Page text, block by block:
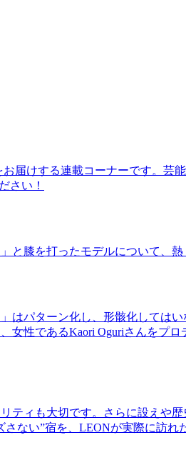
届けする連載コーナーです。芸
さい！
膝を打ったモデルについて、熱
はパターン化し、形骸化しては
性であるKaori Oguriさんをプ
ィも大切です。さらに設えや
ない”宿を、LEONが実際に訪れ